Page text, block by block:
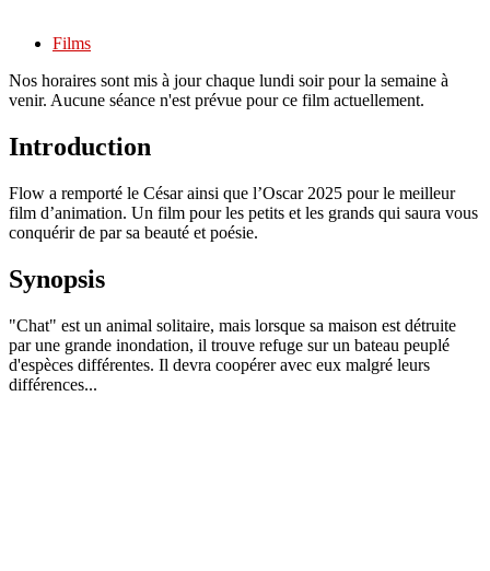
Films
Nos horaires sont mis à jour chaque lundi soir pour la semaine à
venir. Aucune séance n'est prévue pour ce film actuellement.
Introduction
Flow a remporté le César ainsi que l’Oscar 2025 pour le meilleur
film d’animation. Un film pour les petits et les grands qui saura vous
conquérir de par sa beauté et poésie.
Synopsis
"Chat" est un animal solitaire, mais lorsque sa maison est détruite
par une grande inondation, il trouve refuge sur un bateau peuplé
d'espèces différentes. Il devra coopérer avec eux malgré leurs
différences...